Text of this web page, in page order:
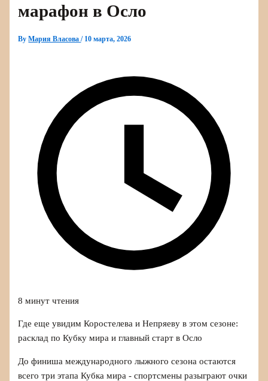
марафон в Осло
ByМария Власова/ 10 марта, 2026
8 минут чтения
Где еще увидим Коростелева и Непряеву в этом сезоне:
расклад по Кубку мира и главный старт в Осло
До финиша международного лыжного сезона остаются
всего три этапа Кубка мира - спортсмены разыграют очки